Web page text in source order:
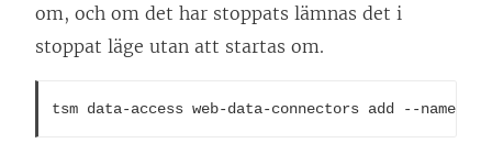
om, och om det har stoppats lämnas det i
stoppat läge utan att startas om.
tsm data-access web-data-connectors add --